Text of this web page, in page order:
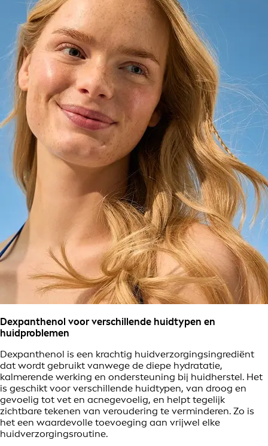
Dexpanthenol voor verschillende huidtypen en
huidproblemen
Dexpanthenol is een krachtig huidverzorgingsingrediënt
dat wordt gebruikt vanwege de diepe hydratatie,
kalmerende werking en ondersteuning bij huidherstel. Het
is geschikt voor verschillende huidtypen, van droog en
gevoelig tot vet en acnegevoelig, en helpt tegelijk
zichtbare tekenen van veroudering te verminderen. Zo is
het een waardevolle toevoeging aan vrijwel elke
huidverzorgingsroutine.